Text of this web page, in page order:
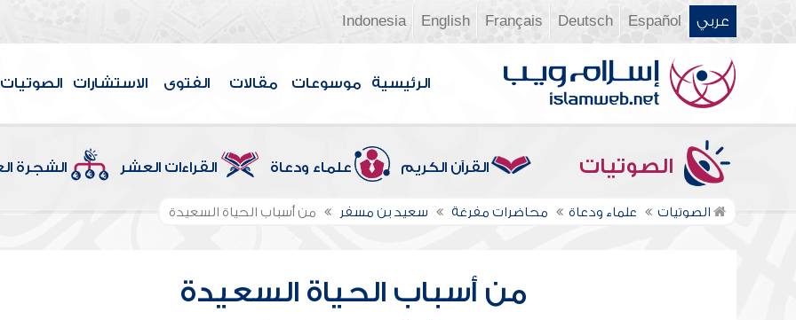
عربي Español
Deutsch
Français
English
Indonesia
الرئيسية موسوعات مقالات الفتوى الاستشارات الصوتيات
الصوتيات القرآن الكريم علماء ودعاة القراءات العشر الشجرة
الصوتيات علماء ودعاة محاضرات مفرغة سعيد بن مسفر من أسباب الحياة السعيدة
من أسباب الحياة السعيدة